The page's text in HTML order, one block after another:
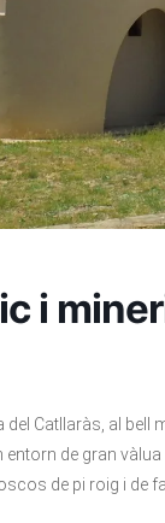
i
del Catllaràs, al bell
entorn de gran
de pi roig i de